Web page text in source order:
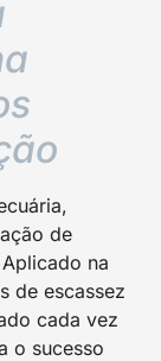
de
na
de escassez
cada vez
o sucesso